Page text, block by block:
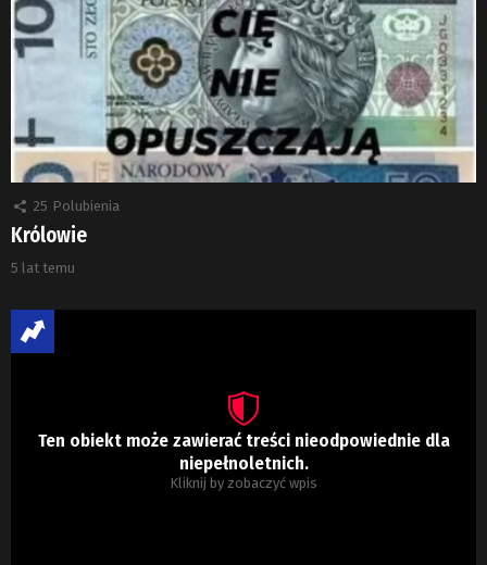
25 Polubienia
Królowie
5 lat temu
Ten obiekt może zawierać treści nieodpowiednie dla
niepełnoletnich.
Kliknij by zobaczyć wpis